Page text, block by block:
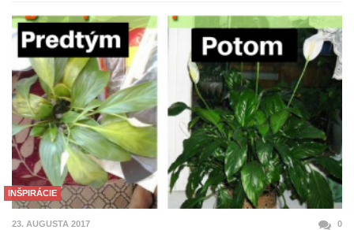
INŠPIRÁCIE
23. AUGUSTA 2017 0